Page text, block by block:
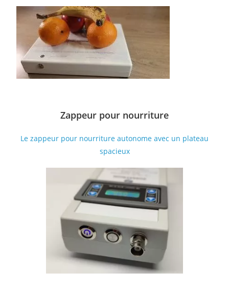
Zappeur pour nourriture
Le zappeur pour nourriture autonome avec un plateau
spacieux